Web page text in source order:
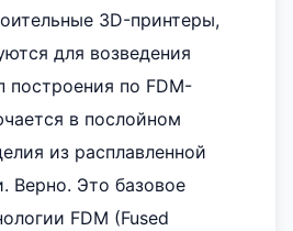
3D-принтеры,
для возведения
построения по FDM-
в послойном
из расплавленной
Верно. Это базовое
FDM (Fused